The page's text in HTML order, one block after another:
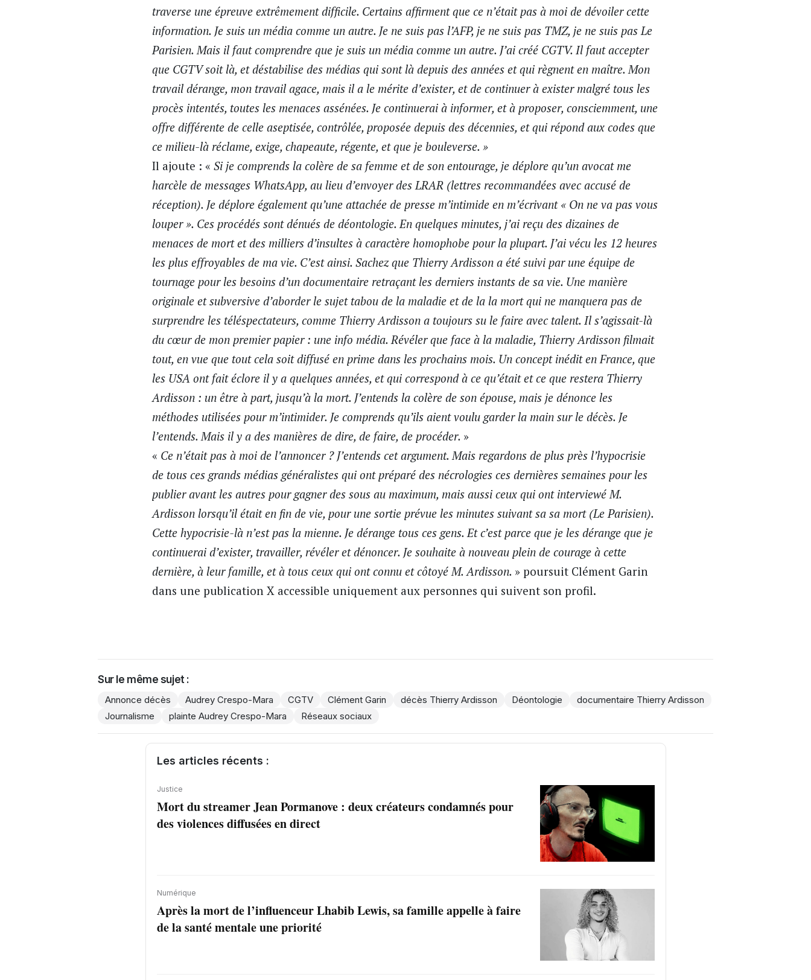
traverse une épreuve extrêmement difficile. Certains affirment que ce n’était pas à moi de dévoiler cette
information. Je suis un média comme un autre. Je ne suis pas l’AFP, je ne suis pas TMZ, je ne suis pas Le
Parisien. Mais il faut comprendre que je suis un média comme un autre. J’ai créé CGTV. Il faut accepter
que CGTV soit là, et déstabilise des médias qui sont là depuis des années et qui règnent en maître. Mon
travail dérange, mon travail agace, mais il a le mérite d’exister, et de continuer à exister malgré tous les
procès intentés, toutes les menaces assénées. Je continuerai à informer, et à proposer, consciemment, une
offre différente de celle aseptisée, contrôlée, proposée depuis des décennies, et qui répond aux codes que
ce milieu-là réclame, exige, chapeaute, régente, et que je bouleverse. »
Il ajoute : « Si je comprends la colère de sa femme et de son entourage, je déplore qu’un avocat me
harcèle de messages WhatsApp, au lieu d’envoyer des LRAR (lettres recommandées avec accusé de
réception). Je déplore également qu’une attachée de presse m’intimide en m’écrivant « On ne va pas vous
louper ». Ces procédés sont dénués de déontologie. En quelques minutes, j’ai reçu des dizaines de
menaces de mort et des milliers d’insultes à caractère homophobe pour la plupart. J’ai vécu les 12 heures
les plus effroyables de ma vie. C’est ainsi. Sachez que Thierry Ardisson a été suivi par une équipe de
tournage pour les besoins d’un documentaire retraçant les derniers instants de sa vie. Une manière
originale et subversive d’aborder le sujet tabou de la maladie et de la la mort qui ne manquera pas de
surprendre les téléspectateurs, comme Thierry Ardisson a toujours su le faire avec talent. Il s’agissait-là
du cœur de mon premier papier : une info média. Révéler que face à la maladie, Thierry Ardisson filmait
tout, en vue que tout cela soit diffusé en prime dans les prochains mois. Un concept inédit en France, que
les USA ont fait éclore il y a quelques années, et qui correspond à ce qu’était et ce que restera Thierry
Ardisson : un être à part, jusqu’à la mort. J’entends la colère de son épouse, mais je dénonce les
méthodes utilisées pour m’intimider. Je comprends qu’ils aient voulu garder la main sur le décès. Je
l’entends. Mais il y a des manières de dire, de faire, de procéder. »
« Ce n’était pas à moi de l’annoncer ? J’entends cet argument. Mais regardons de plus près l’hypocrisie
de tous ces grands médias généralistes qui ont préparé des nécrologies ces dernières semaines pour les
publier avant les autres pour gagner des sous au maximum, mais aussi ceux qui ont interviewé M.
Ardisson lorsqu’il était en fin de vie, pour une sortie prévue les minutes suivant sa sa mort (Le Parisien).
Cette hypocrisie-là n’est pas la mienne. Je dérange tous ces gens. Et c’est parce que je les dérange que je
continuerai d’exister, travailler, révéler et dénoncer. Je souhaite à nouveau plein de courage à cette
dernière, à leur famille, et à tous ceux qui ont connu et côtoyé M. Ardisson. » poursuit Clément Garin
dans une publication X accessible uniquement aux personnes qui suivent son profil.
Sur le même sujet :
Annonce décès Audrey Crespo-Mara CGTV Clément Garin décès Thierry Ardisson Déontologie
documentaire Thierry Ardisson
Journalisme
plainte Audrey Crespo-Mara Réseaux sociaux
Les articles récents :
Justice
Mort du streamer Jean Pormanove : deux créateurs condamnés pour
des violences diffusées en direct
Numérique
Après la mort de l’influenceur Lhabib Lewis, sa famille appelle à faire
de la santé mentale une priorité